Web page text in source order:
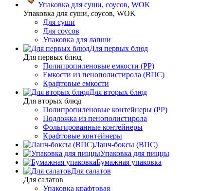
Упаковка для суши, соусов, WOK
Упаковка для суши, соусов, WOK
Для суши
Для соусов
Упаковка для лапши
Для первых блюд
Для первых блюд
Полипропиленовые емкости (PP)
Емкости из пенополистирола (ВПС)
Крафтовые емкости
Для вторых блюд
Для вторых блюд
Полипропиленовые контейнеры (PP)
Подложка из пенополистирола
Фольгированные контейнеры
Крафтовые контейнеры
Ланч-боксы (ВПС)
Упаковка для пиццы
Бумажная упаковка
Для салатов
Для салатов
Упаковка крафтовая